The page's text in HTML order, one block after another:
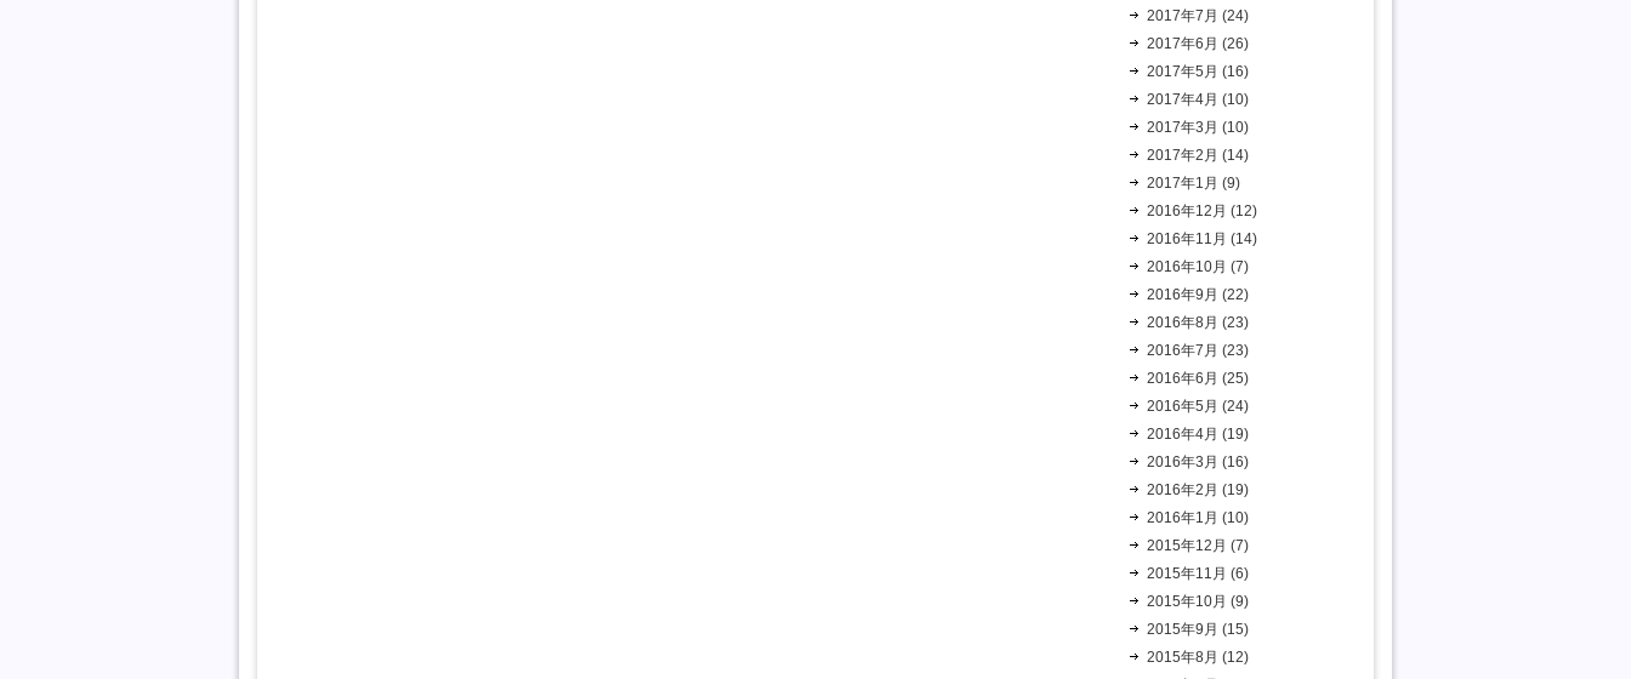
2017年7月 (24)
2017年6月 (26)
2017年5月 (16)
2017年4月 (10)
2017年3月 (10)
2017年2月 (14)
2017年1月 (9)
2016年12月 (12)
2016年11月 (14)
2016年10月 (7)
2016年9月 (22)
2016年8月 (23)
2016年7月 (23)
2016年6月 (25)
2016年5月 (24)
2016年4月 (19)
2016年3月 (16)
2016年2月 (19)
2016年1月 (10)
2015年12月 (7)
2015年11月 (6)
2015年10月 (9)
2015年9月 (15)
2015年8月 (12)